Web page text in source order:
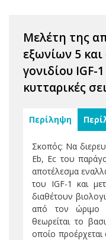
Μελέτη της
εξωνίων 5
γονιδίου IGF-
κυτταρικές
Περίληψη
Σκοπός: Να
Eb, Ec του
αποτέλεσμα
του IGF-1 και
διαθέτουν
από τον ώριμο
θεωρείται το
οποίο προέρχεται